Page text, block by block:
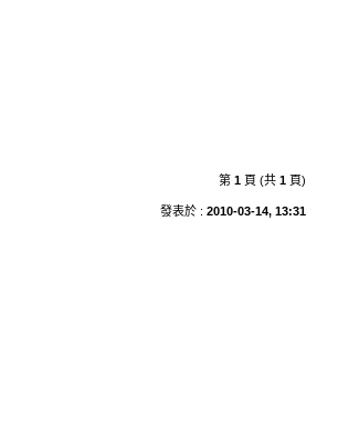
第 1頁 (共 1頁)
發表於 : 2010-03-14, 13:31